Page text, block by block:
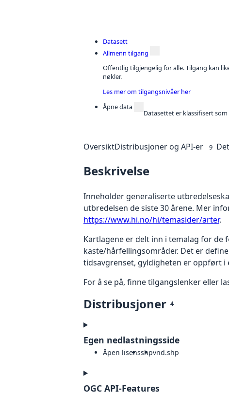
Datasett
Allmenn tilgang
Offentlig tilgjengelig for alle. Tilgang kan
nøkler.
Les mer om tilgangsnivåer her
Åpne data
Datasettet er klassifisert
OversiktDistribusjoner og API-er 9
Beskrivelse
Inneholder generaliserte
utbredelsen de siste 30 årene. Mer
https://www.hi.no/hi/temasider/arter.
Kartlagene er delt inn i temalag for
kaste/hårfellingsområder. Det er
tidsavgrenset, gyldigheten er oppført i
For å se på, finne tilgangslenker eller
Distribusjoner 4
Egen nedlastningsside
Åpen lisensshpvnd.shp
OGC API-Features